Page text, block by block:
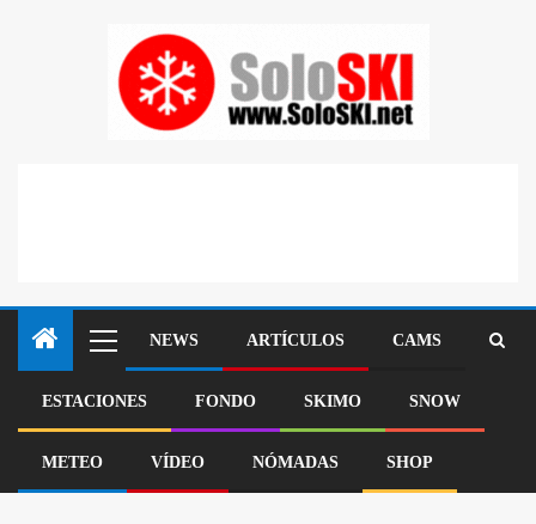
NEWS ARTÍCULOS CAMS
ESTACIONES FONDO SKIMO SNOW
METEO VÍDEO NÓMADAS SHOP